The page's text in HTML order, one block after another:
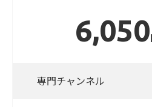
6,050
専門チャンネル